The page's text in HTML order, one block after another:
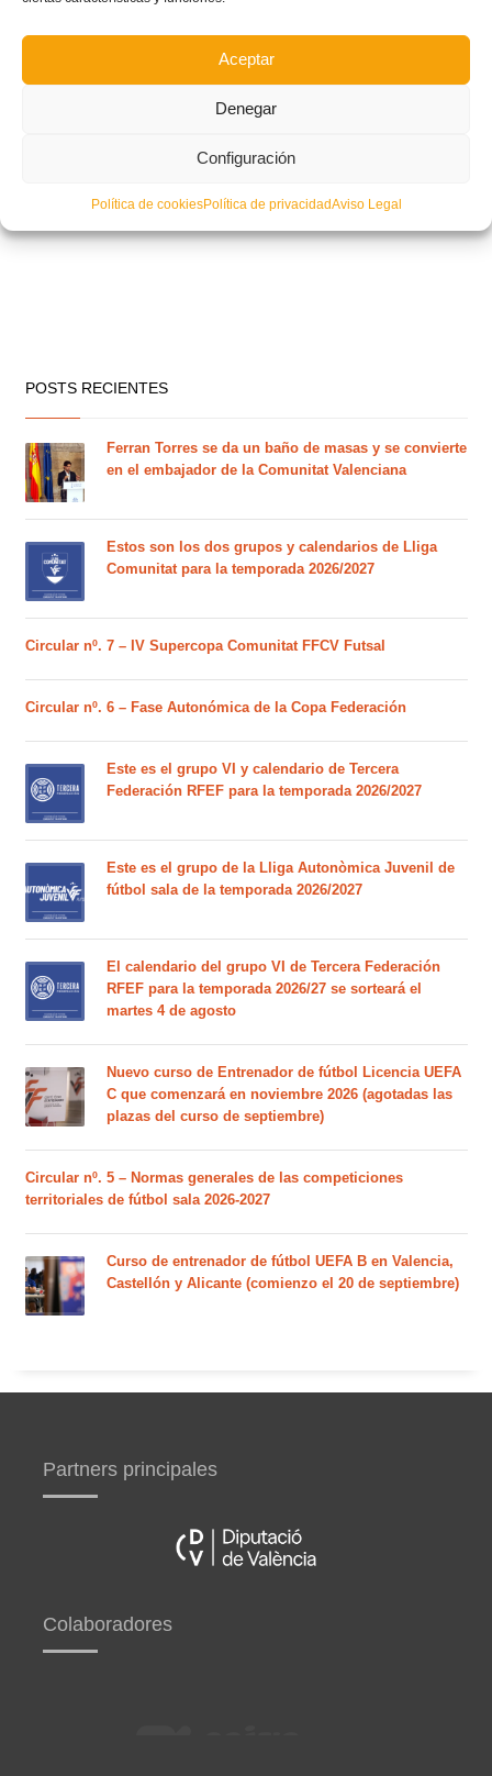
Aceptar
Denegar
Configuración
Política de cookiesPolítica de privacidadAviso Legal
POSTS RECIENTES
Ferran Torres se da un baño de masas y se convierte
en el embajador de la Comunitat Valenciana
Estos son los dos grupos y calendarios de Lliga
Comunitat para la temporada 2026/2027
Circular nº. 7 – IV Supercopa Comunitat FFCV Futsal
Circular nº. 6 – Fase Autonómica de la Copa Federación
Este es el grupo VI y calendario de Tercera
Federación RFEF para la temporada 2026/2027
Este es el grupo de la Lliga Autonòmica Juvenil de
fútbol sala de la temporada 2026/2027
El calendario del grupo VI de Tercera Federación
RFEF para la temporada 2026/27 se sorteará el
martes 4 de agosto
Nuevo curso de Entrenador de fútbol Licencia UEFA
C que comenzará en noviembre 2026 (agotadas las
plazas del curso de septiembre)
Circular nº. 5 – Normas generales de las competiciones
territoriales de fútbol sala 2026-2027
Curso de entrenador de fútbol UEFA B en Valencia,
Castellón y Alicante (comienzo el 20 de septiembre)
Partners principales
Colaboradores